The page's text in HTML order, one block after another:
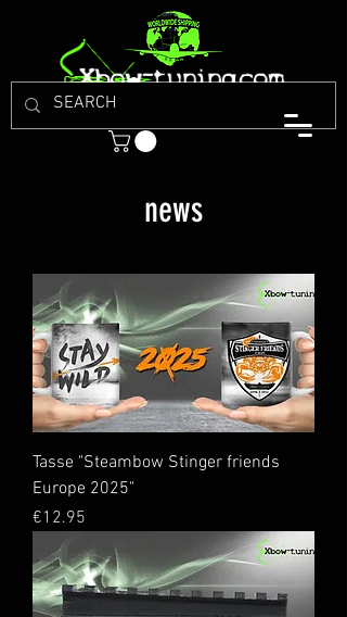
news
Tasse "Steambow Stinger friends
Europe 2025"
Price
€12.95